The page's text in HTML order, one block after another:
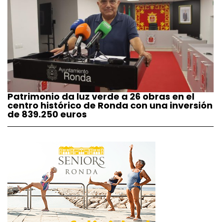
Patrimonio da luz verde a 26 obras en el
centro histórico de Ronda con una inversión
de 839.250 euros